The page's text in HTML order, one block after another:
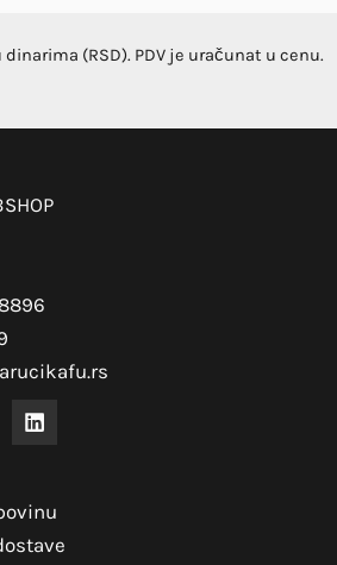
(RSD). PDV je uračunat u cenu.